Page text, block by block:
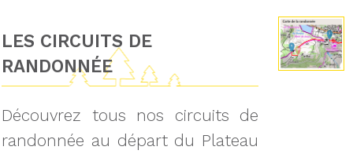
LES CIRCUITS DE
RANDONNÉE
Découvrez tous nos circuits de
randonnée au départ du Plateau